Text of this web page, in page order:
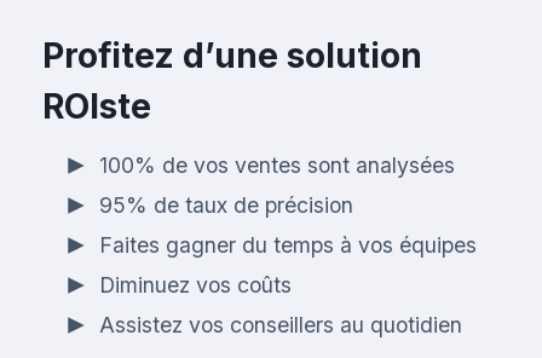
Profitez d’une solution
ROIste
100% de vos ventes sont analysées
95% de taux de précision
Faites gagner du temps à vos équipes
Diminuez vos coûts
Assistez vos conseillers au quotidien